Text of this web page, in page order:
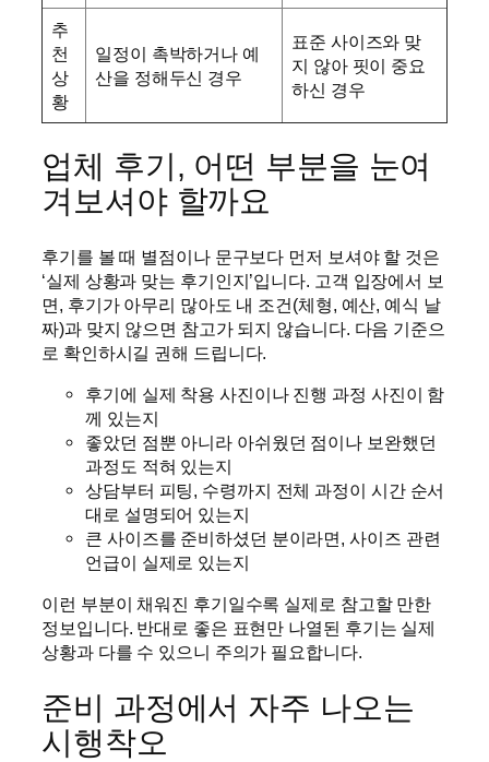
추
천
상
황
일정이 촉박하거나 예
산을 정해두신 경우
표준 사이즈와 맞
지 않아 핏이 중요
하신 경우
업체 후기, 어떤 부분을 눈여
겨보셔야 할까요
후기를 볼 때 별점이나 문구보다 먼저 보셔야 할 것은
‘실제 상황과 맞는 후기인지’입니다. 고객 입장에서 보
면, 후기가 아무리 많아도 내 조건(체형, 예산, 예식 날
짜)과 맞지 않으면 참고가 되지 않습니다. 다음 기준으
로 확인하시길 권해 드립니다.
후기에 실제 착용 사진이나 진행 과정 사진이 함
께 있는지
좋았던 점뿐 아니라 아쉬웠던 점이나 보완했던
과정도 적혀 있는지
상담부터 피팅, 수령까지 전체 과정이 시간 순서
대로 설명되어 있는지
큰 사이즈를 준비하셨던 분이라면, 사이즈 관련
언급이 실제로 있는지
이런 부분이 채워진 후기일수록 실제로 참고할 만한
정보입니다. 반대로 좋은 표현만 나열된 후기는 실제
상황과 다를 수 있으니 주의가 필요합니다.
준비 과정에서 자주 나오는
시행착오